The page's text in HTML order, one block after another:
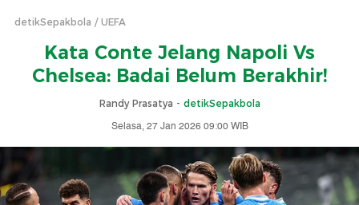
detikSepakbola UEFA
Kata Conte Jelang Napoli Vs
Chelsea: Badai Belum Berakhir!
Randy Prasatya - detikSepakbola
Selasa, 27 Jan 2026 09:00 WIB